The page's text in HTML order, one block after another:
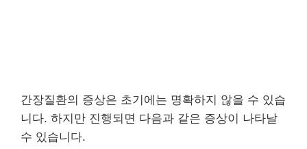
간장질환의 증상은 초기에는 명확하지 않을 수 있습
니다. 하지만 진행되면 다음과 같은 증상이 나타날
수 있습니다.